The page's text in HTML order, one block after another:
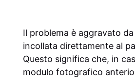
Il problema è aggravato
incollata direttamente al
Questo significa che, in
modulo fotografico